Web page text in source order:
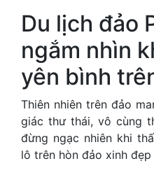
Du lịch đảo
ngắm nhìn
yên bình
Thiên nhiên trên đảo
giác thư thái, vô cùng
đừng ngạc nhiên khi
lô trên hòn đảo xinh